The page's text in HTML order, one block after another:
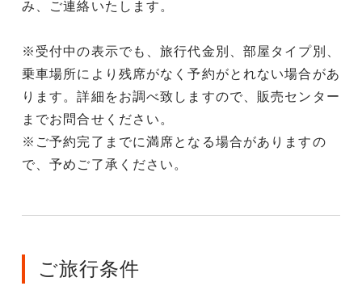
み、ご連絡いたします。
※受付中の表示でも、旅行代金別、部屋タイプ別、
乗車場所により残席がなく予約がとれない場合があ
ります。詳細をお調べ致しますので、販売センター
までお問合せください。
※ご予約完了までに満席となる場合がありますの
で、予めご了承ください。
ご旅行条件